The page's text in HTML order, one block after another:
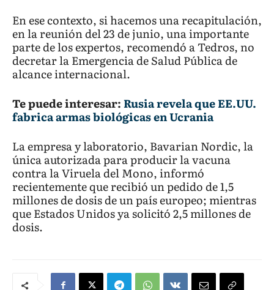
En ese contexto, si hacemos una recapitulación,
en la reunión del 23 de junio, una importante
parte de los expertos, recomendó a Tedros, no
decretar la Emergencia de Salud Pública de
alcance internacional.
Te puede interesar:Rusia revela que EE.UU.
fabrica armas biológicas en Ucrania
La empresa y laboratorio, Bavarian Nordic, la
única autorizada para producir la vacuna
contra la Viruela del Mono, informó
recientemente que recibió un pedido de 1,5
millones de dosis de un país europeo; mientras
que Estados Unidos ya solicitó 2,5 millones de
dosis.